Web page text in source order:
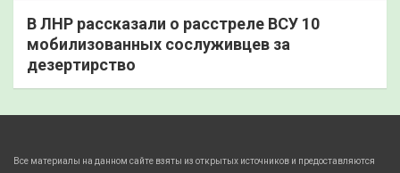
В ЛНР рассказали о расстреле ВСУ 10
мобилизованных сослуживцев за
дезертирство
Все материалы на данном сайте взяты из открытых источников и предоставляются